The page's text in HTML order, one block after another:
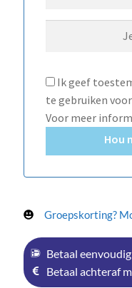
Ik geef
te gebruiken
Voor meer
Hou
Groepskorting?
Betaal
Betaal achteraf